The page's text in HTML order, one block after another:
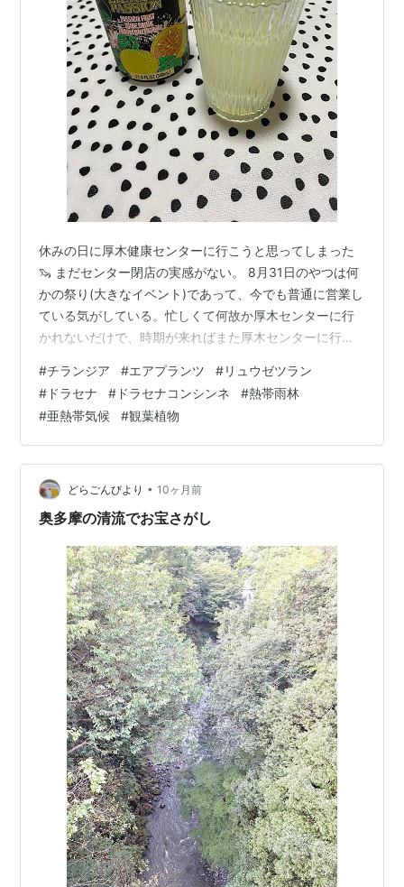
休みの日に厚木健康センターに行こうと思ってしまった
🦦 まだセンター閉店の実感がない。 8月31日のやつは何
かの祭り(大きなイベント)であって、今でも普通に営業し
ている気がしている。忙しくて何故か厚木センターに行
かれないだけで、時期が来ればまた厚木センターに行け
に浸かり、サウナ、ロウリュウ、ICY SPARKを呑み、ほ
ろ酔い気分で風に当たり外気浴したい。 厚木健康センタ
ーは、草加に移転したと考えるべきだ。 ラッコグループ
が潰れたわけではない。 🦦♨️ 🦦♨️ 🦦♨️ 🦦♨️ 🦦♨️ 🦦♨️ 🦦
♨️ 🦦 「未題1」の記事で書いた、自宅2階のベラン…
#チランジア #エアプランツ #リュウゼツラン
# ドラセナ # ドラセナコンシンネ #熱帯雨林
#亜熱帯気候 #観葉植物
どらごんびより • 10ヶ月前
奥多摩の清流でお宝さがし